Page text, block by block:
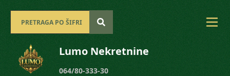
Lumo Nekretnine
064/80-333-30